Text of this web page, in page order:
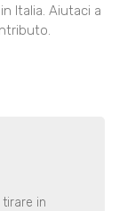
Italia. Aiutaci a
in